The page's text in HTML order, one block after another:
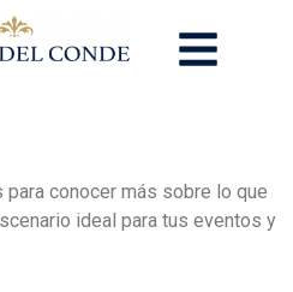
conocer más sobre lo que
ideal para tus eventos y